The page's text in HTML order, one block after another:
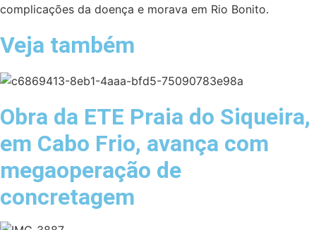
complicações da doença e morava em Rio Bonito.
Veja também
Obra da ETE Praia do Siqueira,
em Cabo Frio, avança com
megaoperação de
concretagem